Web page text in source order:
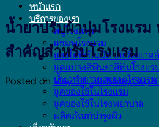
หน้าแรก
บริการของเรา
สบู่โรงแรม
แชมพูโรงแรม
ของใช้ที่เป็นมิตรกับสิ่งแวด
ชุดแปรงสีฟันยาสีฟันโรงแร
น้ำยาทำความสะอาดโรงแรม
ชุดของใช้ในโรงแรม
ชุดของใช้ในโรงพยาบาล
ผลิตภัณฑ์บำรุงผิว
น้ำยาปรับผ้านุ่มโรงแรม
สำคัญสำหรับโรงแรม
Posted on May 30, 2025May 30,